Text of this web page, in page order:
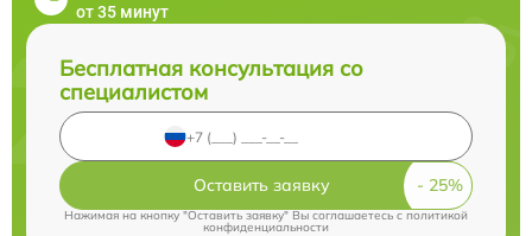
от 35 минут
Бесплатная консультация со
специалистом
Оставить заявку
Нажимая на кнопку "Оставить заявку" Вы соглашаетесь cполитикой
конфиденциальности